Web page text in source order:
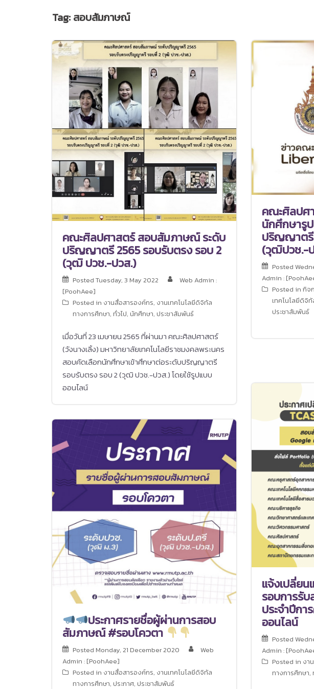
Tag: สอบสัมภาษณ์
คณะศิลปศาสตร์ สอบสัมภาษณ์ ระดับ
ปริญญาตรี 2565 รอบรับตรง รอบ 2
(วุฒิ ปวช.-ปวส.)
Posted Tuesday, 3 May 2022
Web Admin :
[PoohAee]
Posted in งานสื่อสารองค์กร, งานเทคโนโลยีดิจิทัล
ทางการศึกษา, ทั่วไป, นักศึกษา, ประชาสัมพันธ์
เมื่อวันที่ 23 เมษายน 2565 ที่ผ่านมา คณะศิลปศาสตร์
(วังนางเลิ้ง) มหาวิทยาลัยเทคโนโลยีราชมงคลพระนคร
สอบคัดเลือกนักศึกษาเข้าศึกษาต่อระดับปริญญาตรี
รอบรับตรง รอบ 2 (วุฒิ ปวช.-ปวส.) โดยใช้รูปแบบ
ออนไลน์
คณะศิลปศ
นักศึกษารู
ปริญญาตรี
(วุฒิปวช.-
Posted
Admin :
Posted in กิจ
เทคโนโลยีดิจิ
ประชาสัมพันธ์
แจ้งเปลี่ย
รอบการรั
ประจำปีกา
ออนไลน์
Posted
Admin :
Posted in งา
ทางการศึกษา,
ประกาศรายชื่อผู้ผ่านการสอบ
สัมภาษณ์ #รอบโควตา
Posted Monday, 21 December 2020
Web
Admin : [PoohAee]
Posted in งานสื่อสารองค์กร, งานเทคโนโลยีดิจิทัล
ทางการศึกษา, ประกาศ, ประชาสัมพันธ์